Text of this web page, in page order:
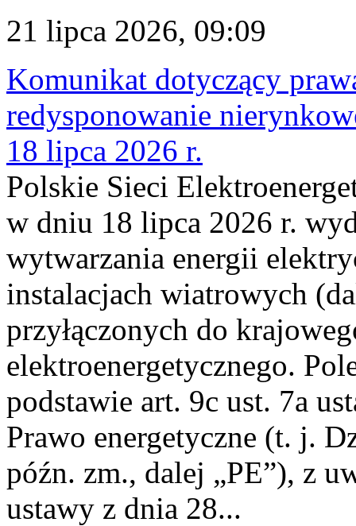
21 lipca 2026, 09:09
Komunikat dotyczący
redysponowanie
18 lipca 2026 r.
Polskie Sieci
w dniu 18 lipca 2026 r.
wytwarzania energii
instalacjach wiatrowych
przyłączonych do
elektroenergetycznego.
podstawie art. 9c ust. 7a
Prawo energetyczne (t. j.
późn. zm., dalej „PE”), z
ustawy z dnia 28...